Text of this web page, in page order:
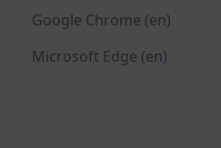
Google Chrome (en)
Microsoft Edge (en)